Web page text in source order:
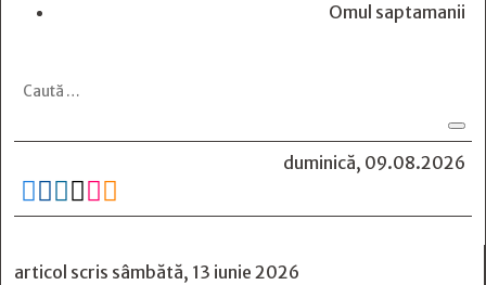
Omul saptamanii
duminică, 09.08.2026
     
articol scris sâmbătă, 13 iunie 2026